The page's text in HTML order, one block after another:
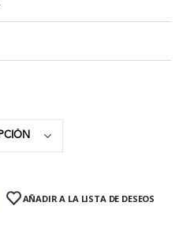
AÑADIR A LA LISTA DE DESEOS